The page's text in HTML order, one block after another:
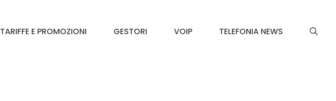
TARIFFE E PROMOZIONI GESTORI VOIP TELEFONIA NEWS